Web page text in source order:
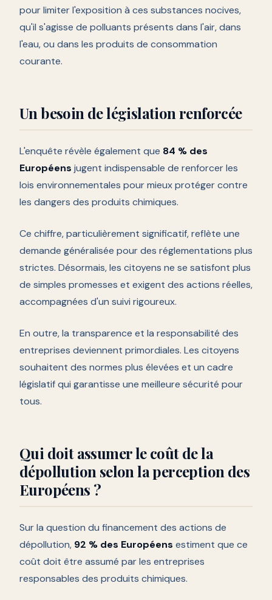
pour limiter l'exposition à ces substances nocives,
qu'il s'agisse de polluants présents dans l'air, dans
l'eau, ou dans les produits de consommation
courante.
Un besoin de législation renforcée
L'enquête révèle également que 84 % des
Européens jugent indispensable de renforcer les
lois environnementales pour mieux protéger contre
les dangers des produits chimiques.
Ce chiffre, particulièrement significatif, reflète une
demande généralisée pour des réglementations plus
strictes. Désormais, les citoyens ne se satisfont plus
de simples promesses et exigent des actions réelles,
accompagnées d'un suivi rigoureux.
En outre, la transparence et la responsabilité des
entreprises deviennent primordiales. Les citoyens
souhaitent des normes plus élevées et un cadre
législatif qui garantisse une meilleure sécurité pour
tous.
Qui doit assumer le coût de la
dépollution selon la perception des
Européens ?
Sur la question du financement des actions de
dépollution, 92 % des Européens estiment que ce
coût doit être assumé par les entreprises
responsables des produits chimiques.